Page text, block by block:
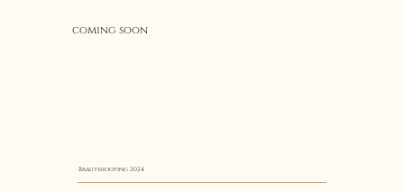
Brautshooting 2024
coming soon